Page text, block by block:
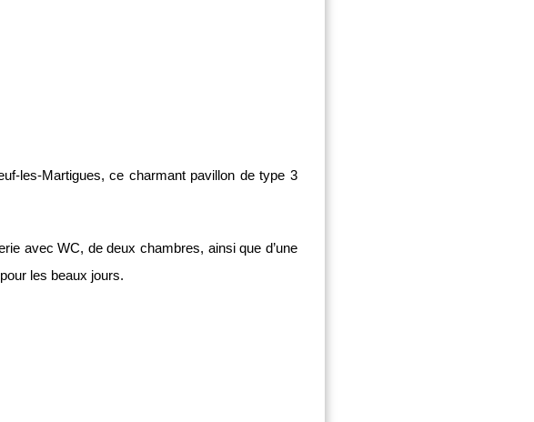
les-Martigues, ce charmant pavillon de type 3
avec WC, de deux chambres, ainsi que d’une
les beaux jours.